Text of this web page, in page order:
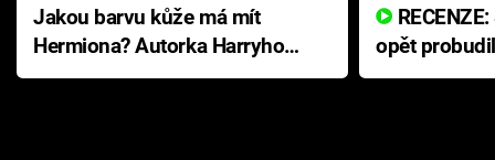
Jakou barvu kůže má mít
Hermiona? Autorka Harryho
Pottera přišla s ráznou
opět
přichází s